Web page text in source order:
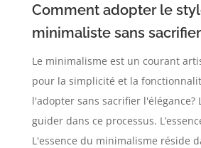
Comment adopter le
minimaliste sans
Le minimalisme est un courant
pour la simplicité et la
l'adopter sans sacrifier l'élégance?
guider dans ce processus.
L'essence du minimalisme réside